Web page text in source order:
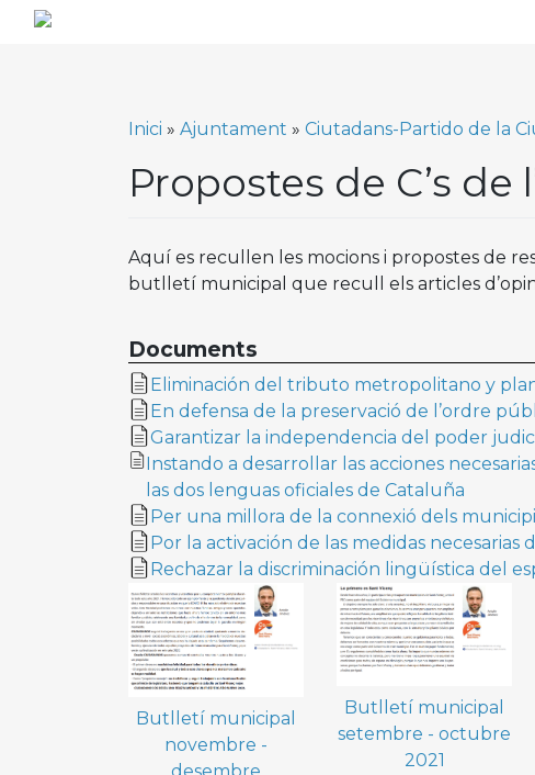
Skip
Inici » Ajuntament » Ciutadans-Partido de la
Propostes de C’s de
Aquí es recullen les mocions i propostes de
butlletí municipal que recull els articles
Documents
Eliminación del tributo metropolitano y
En defensa de la preservació de l’ordre
Garantizar la independencia del poder
Instando a desarrollar las acciones
las dos lenguas oficiales de Cataluña
Per una millora de la connexió dels
Por la activación de las medidas
Rechazar la discriminación lingüística del
Butlletí municipal
novembre -
Butlletí municipal
setembre - octubre
2021